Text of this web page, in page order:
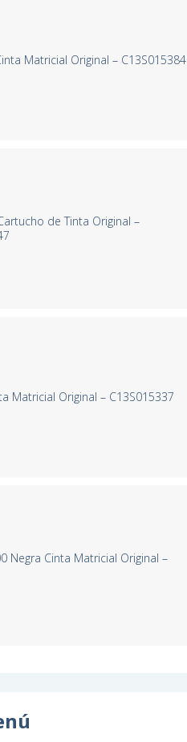
Matricial Original – C13S015384
de Tinta Original –
Matricial Original – C13S015337
Negra Cinta Matricial Original –